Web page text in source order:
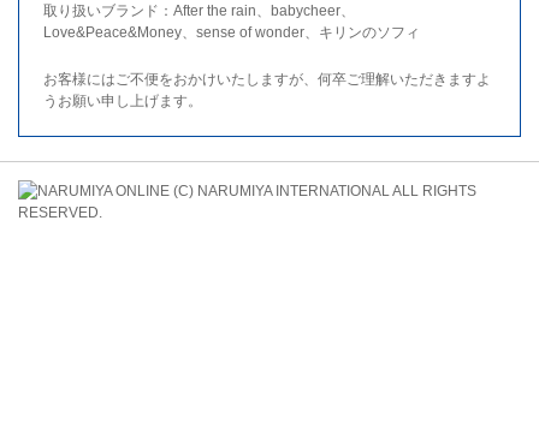
取り扱いブランド：After the rain、babycheer、
Love&Peace&Money、sense of wonder、キリンのソフィ
お客様にはご不便をおかけいたしますが、何卒ご理解いただきますよ
うお願い申し上げます。